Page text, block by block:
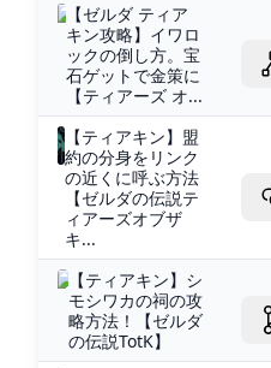
【ゼルダ ティア
キン攻略】イワロ
ックの倒し方。宝
石ゲットで金策に
【ティアーズ オ...
【ティアキン】盟
約の分身をリンク
の近くに呼ぶ方法
【ゼルダの伝説テ
ィアーズオブザ
キ...
【ティアキン】シ
モシワカの祠の攻
略方法！【ゼルダ
の伝説TotK】